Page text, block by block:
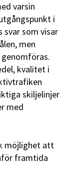
varsin
i
svar som visar
men
kvalitet i
skiljelinjer
med
möjlighet att
framtida